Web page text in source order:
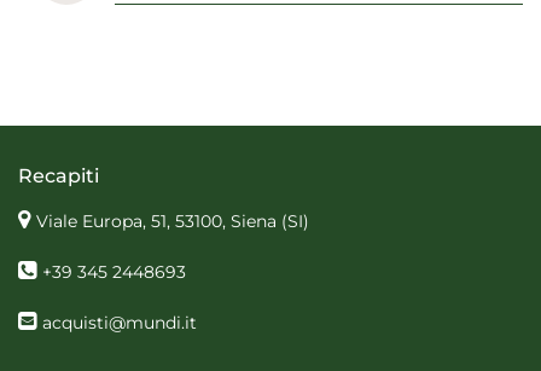
Recapiti
Viale Europa, 51, 53100, Siena (SI)
+39 345 2448693
acquisti@mundi.it